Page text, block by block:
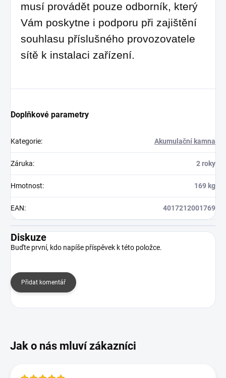
musí provádět pouze odborník, který
Vám poskytne i podporu při zajištění
souhlasu příslušného provozovatele
sítě k instalaci zařízení.
Doplňkové parametry
Kategorie: Akumulační kamna
Záruka: 2 roky
Hmotnost: 169 kg
EAN: 4017212001769
Diskuze
Buďte první, kdo napíše příspěvek k této položce.
Přidat komentář